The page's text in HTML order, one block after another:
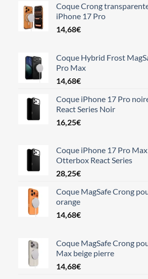
Coque Crong
iPhone 17 Pro
14,68€
Coque Hybrid Frost
Pro Max
14,68€
Coque iPhone 17 Pro
React Series Noir
16,25€
Coque iPhone 17 Pro
Otterbox React Series
28,25€
Coque MagSafe Crong
orange
14,68€
Coque MagSafe Crong
Max beige pierre
14,68€